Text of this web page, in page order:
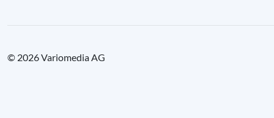
© 2026 Variomedia AG